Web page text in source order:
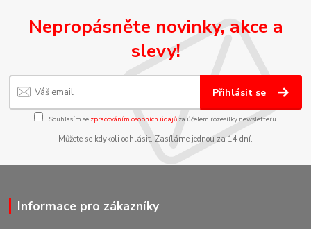
Nepropásněte novinky, akce a
slevy!
Přihlásit se
Souhlasím se zpracováním osobních údajůza účelem rozesílky newsletteru.
Můžete se kdykoli odhlásit. Zasíláme jednou za 14 dní.
Informace pro zákazníky